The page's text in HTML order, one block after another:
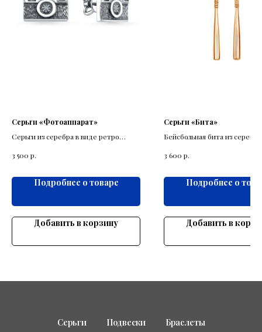
Серьги «Фотоаппарат»
Серьги из серебра в виде ретро
3 500 р.
Подробнее о товаре
Добавить в корзину
Серьги «Бита»
Бейсбольная бита из серебра
серёжек.
3 600 р.
Подробнее о
Добавить в
Серьги Подвески Браслеты